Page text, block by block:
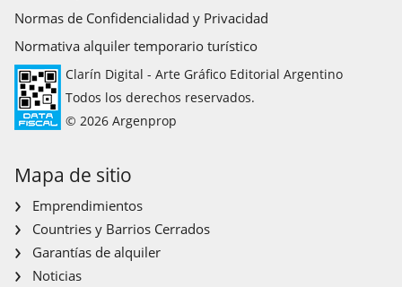
Normas de Confidencialidad y Privacidad
Normativa alquiler temporario turístico
Clarín Digital - Arte Gráfico Editorial Argentino
Todos los derechos reservados.
© 2026 Argenprop
Mapa de sitio
Emprendimientos
Countries y Barrios Cerrados
Garantías de alquiler
Noticias